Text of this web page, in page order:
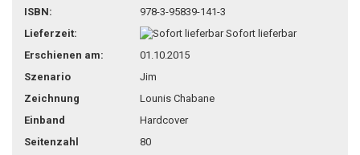
teilen
ISBN:
978-3-95839-141-3
Lieferzeit:
Sofort lieferbar
Erschienen am:
01.10.2015
Szenario
Jim
Zeichnung
Lounis Chabane
Einband
Hardcover
Seitenzahl
80